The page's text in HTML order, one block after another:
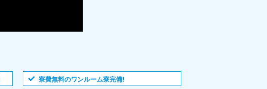
寮費無料のワンルーム寮完備!